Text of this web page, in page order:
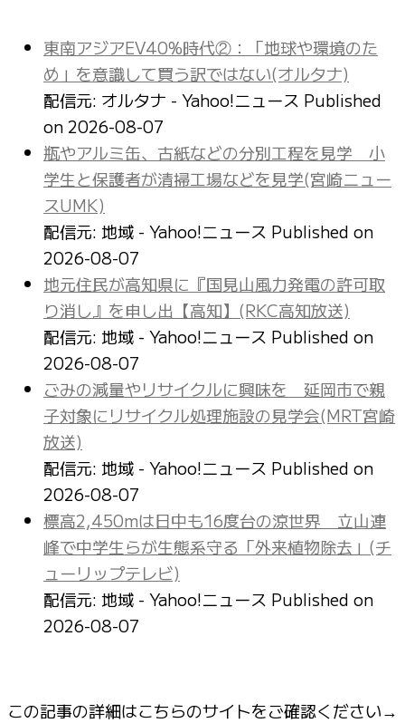
東南アジアEV40%時代②：「地球や環境のた
め」を意識して買う訳ではない(オルタナ)
配信元: オルタナ - Yahoo!ニュース Published
on 2026-08-07
瓶やアルミ缶、古紙などの分別工程を見学 小
学生と保護者が清掃工場などを見学(宮崎ニュー
スUMK)
配信元: 地域 - Yahoo!ニュース Published on
2026-08-07
地元住民が高知県に『国見山風力発電の許可取
り消し』を申し出【高知】(RKC高知放送)
配信元: 地域 - Yahoo!ニュース Published on
2026-08-07
ごみの減量やリサイクルに興味を 延岡市で親
子対象にリサイクル処理施設の見学会(MRT宮崎
放送)
配信元: 地域 - Yahoo!ニュース Published on
2026-08-07
標高2,450mは日中も16度台の涼世界 立山連
峰で中学生らが生態系守る「外来植物除去」(チ
ューリップテレビ)
配信元: 地域 - Yahoo!ニュース Published on
2026-08-07
この記事の詳細はこちらのサイトをご確認ください→